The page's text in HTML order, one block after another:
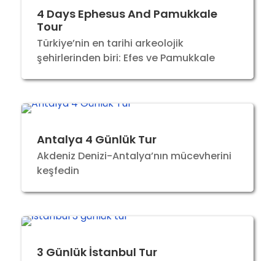
4 Days Ephesus And Pamukkale
Tour
Türkiye’nin en tarihi arkeolojik
şehirlerinden biri: Efes ve Pamukkale
Antalya 4 Günlük Tur
Akdeniz Denizi-Antalya’nın mücevherini
keşfedin
3 Günlük İstanbul Tur